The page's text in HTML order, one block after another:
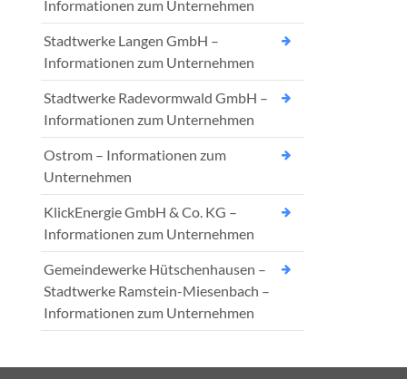
Informationen zum Unternehmen
Stadtwerke Langen GmbH –
Informationen zum Unternehmen
Stadtwerke Radevormwald GmbH –
Informationen zum Unternehmen
Ostrom – Informationen zum
Unternehmen
KlickEnergie GmbH & Co. KG –
Informationen zum Unternehmen
Gemeindewerke Hütschenhausen –
Stadtwerke Ramstein-Miesenbach –
Informationen zum Unternehmen